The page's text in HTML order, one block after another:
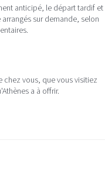
anticipé, le départ tardif et
sur demande, selon
vous, que vous visitiez
a à offrir.